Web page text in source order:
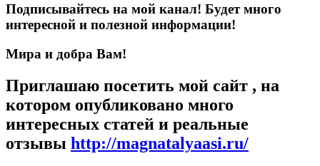
Подписывайтесь на мой канал! Будет много
интересной и полезной информации!
Мира и добра Вам!
Приглашаю посетить мой сайт , на
котором опубликовано много
интересных статей и реальные
отзывы http://magnatalyaasi.ru/